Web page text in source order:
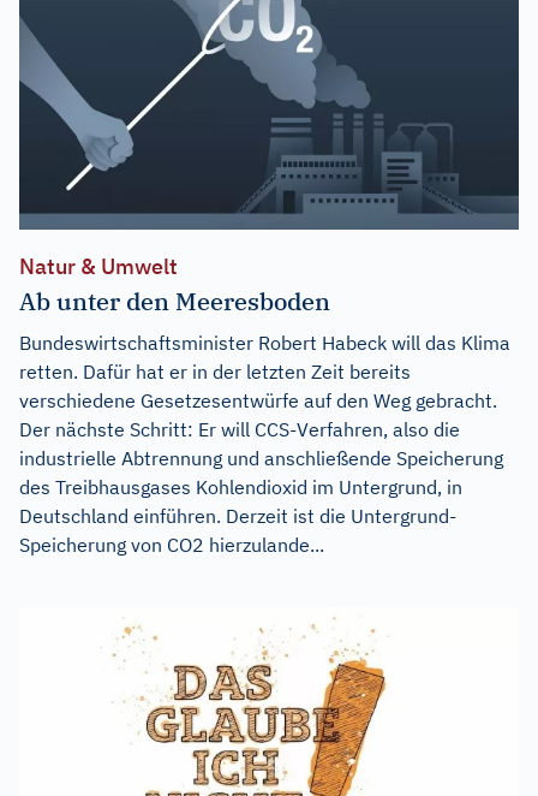
Natur & Umwelt
Ab unter den Meeresboden
Bundeswirtschaftsminister Robert Habeck will das Klima
retten. Dafür hat er in der letzten Zeit bereits
verschiedene Gesetzesentwürfe auf den Weg gebracht.
Der nächste Schritt: Er will CCS-Verfahren, also die
industrielle Abtrennung und anschließende Speicherung
des Treibhausgases Kohlendioxid im Untergrund, in
Deutschland einführen. Derzeit ist die Untergrund-
Speicherung von CO2 hierzulande...